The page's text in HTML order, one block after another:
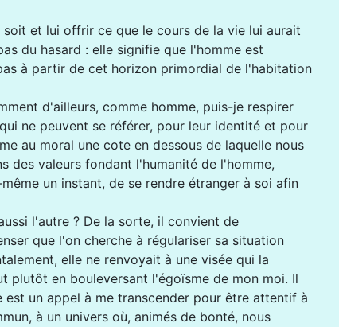
et lui offrir ce que le cours de la vie lui aurait
du hasard : elle signifie que l'homme est
à partir de cet horizon primordial de l'habitation
d'ailleurs, comme homme, puis-je respirer
ne peuvent se référer, pour leur identité et pour
au moral une cote en dessous de laquelle nous
des valeurs fondant l'humanité de l'homme,
un instant, de se rendre étranger à soi afin
l'autre ? De la sorte, il convient de
que l'on cherche à régulariser sa situation
elle ne renvoyait à une visée qui la
plutôt en bouleversant l'égoïsme de mon moi. Il
un appel à me transcender pour être attentif à
à un univers où, animés de bonté, nous